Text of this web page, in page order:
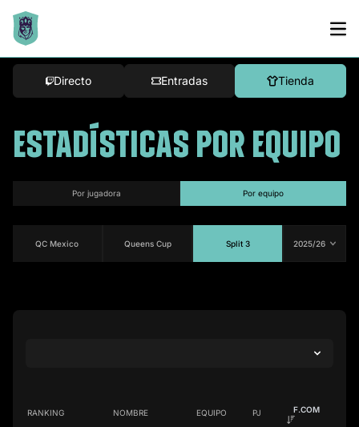
Directo Entradas Tienda
ESTADÍSTICAS POR EQUIPO
por jugadora por equipo
QC Mexico Queens Cup Split 3
RANKING NOMBRE EQUIPO PJ F.COM